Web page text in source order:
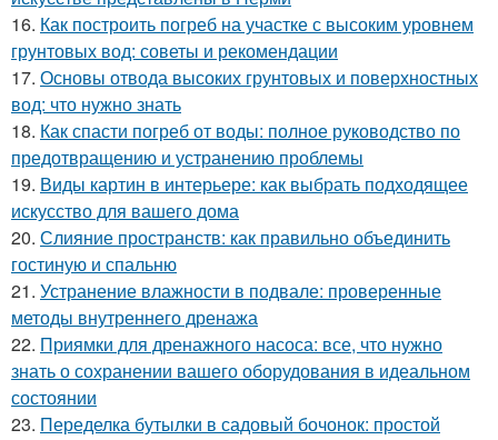
16. Как построить погреб на участке с высоким уровнем
грунтовых вод: советы и рекомендации
17. Основы отвода высоких грунтовых и поверхностных
вод: что нужно знать
18. Как спасти погреб от воды: полное руководство по
предотвращению и устранению проблемы
19. Виды картин в интерьере: как выбрать подходящее
искусство для вашего дома
20. Слияние пространств: как правильно объединить
гостиную и спальню
21. Устранение влажности в подвале: проверенные
методы внутреннего дренажа
22. Приямки для дренажного насоса: все, что нужно
знать о сохранении вашего оборудования в идеальном
состоянии
23. Переделка бутылки в садовый бочонок: простой